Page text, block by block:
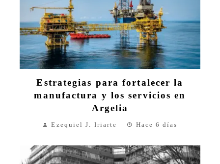
Estrategias para fortalecer la
manufactura y los servicios en
Argelia
Ezequiel J. Iriarte Hace 6 días